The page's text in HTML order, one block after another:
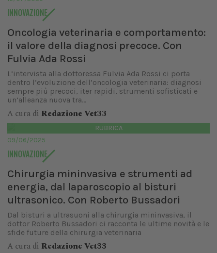
INNOVAZIONE
Oncologia veterinaria e comportamento:
il valore della diagnosi precoce. Con
Fulvia Ada Rossi
L’intervista alla dottoressa Fulvia Ada Rossi ci porta
dentro l’evoluzione dell’oncologia veterinaria: diagnosi
sempre più precoci, iter rapidi, strumenti sofisticati e
un’alleanza nuova tra...
A cura di Redazione Vet33
RUBRICA
09/06/2025
INNOVAZIONE
Chirurgia mininvasiva e strumenti ad
energia, dal laparoscopio al bisturi
ultrasonico. Con Roberto Bussadori
Dal bisturi a ultrasuoni alla chirurgia mininvasiva, il
dottor Roberto Bussadori ci racconta le ultime novità e le
sfide future della chirurgia veterinaria
A cura di Redazione Vet33